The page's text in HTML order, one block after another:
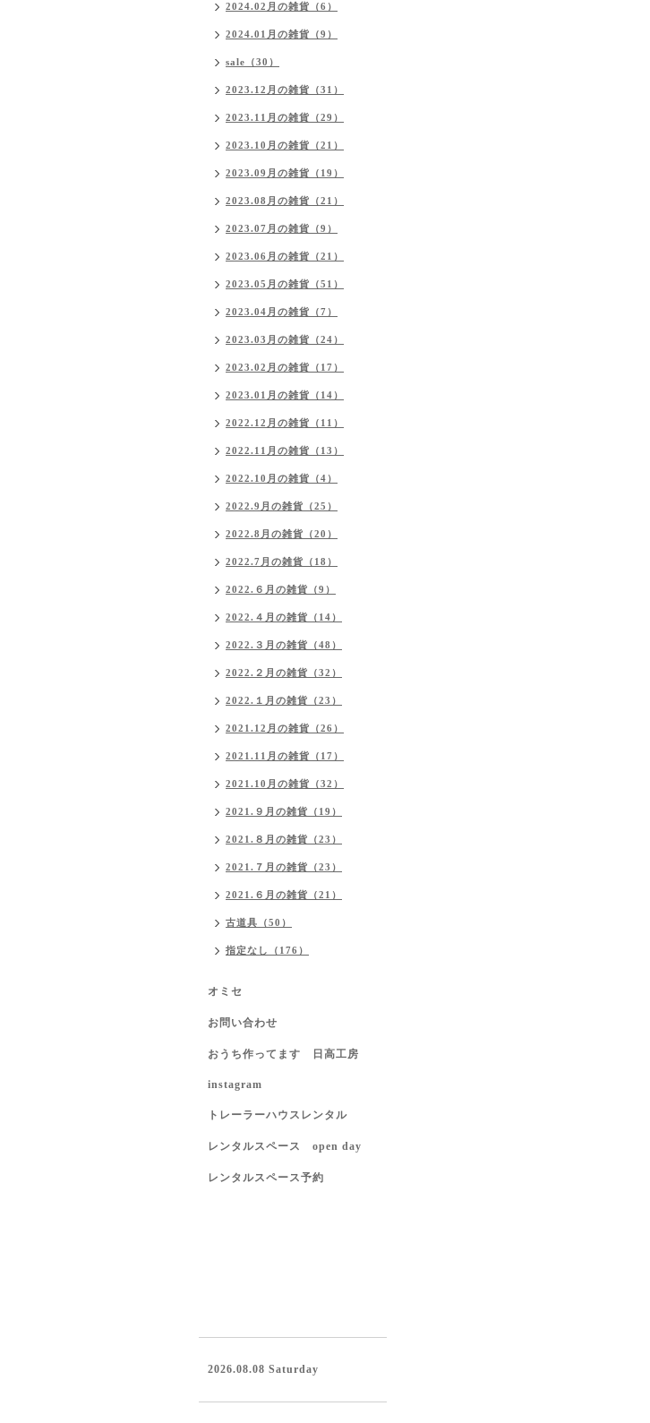
2024.02月の雑貨（6）
2024.01月の雑貨（9）
sale（30）
2023.12月の雑貨（31）
2023.11月の雑貨（29）
2023.10月の雑貨（21）
2023.09月の雑貨（19）
2023.08月の雑貨（21）
2023.07月の雑貨（9）
2023.06月の雑貨（21）
2023.05月の雑貨（51）
2023.04月の雑貨（7）
2023.03月の雑貨（24）
2023.02月の雑貨（17）
2023.01月の雑貨（14）
2022.12月の雑貨（11）
2022.11月の雑貨（13）
2022.10月の雑貨（4）
2022.9月の雑貨（25）
2022.8月の雑貨（20）
2022.7月の雑貨（18）
2022.６月の雑貨（9）
2022.４月の雑貨（14）
2022.３月の雑貨（48）
2022.２月の雑貨（32）
2022.１月の雑貨（23）
2021.12月の雑貨（26）
2021.11月の雑貨（17）
2021.10月の雑貨（32）
2021.９月の雑貨（19）
2021.８月の雑貨（23）
2021.７月の雑貨（23）
2021.６月の雑貨（21）
古道具（50）
指定なし（176）
オミセ
お問い合わせ
おうち作ってます 日高工房
instagram
トレーラーハウスレンタル
レンタルスペース open day
レンタルスペース予約
2026.08.08 Saturday